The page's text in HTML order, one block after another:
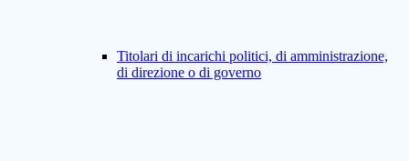
Titolari di incarichi politici, di amministrazione,
di direzione o di governo